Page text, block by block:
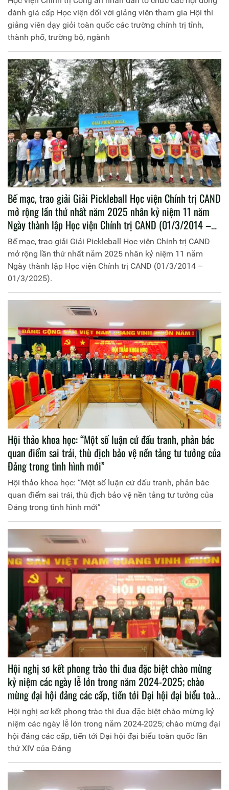
đánh giá cấp Học viện đối với giảng viên tham gia Hội thi
giảng viên dạy giỏi toàn quốc các trường chính trị tỉnh,
thành phố, trường bộ, ngành
Bế mạc, trao giải Giải Pickleball Học viện Chính trị CAND
mở rộng lần thứ nhất năm 2025 nhân kỷ niệm 11 năm
Ngày thành lập Học viện Chính trị CAND (01/3/2014 –
01/3/2025).
Bế mạc, trao giải Giải Pickleball Học viện Chính trị CAND
mở rộng lần thứ nhất năm 2025 nhân kỷ niệm 11 năm
Ngày thành lập Học viện Chính trị CAND (01/3/2014 –
01/3/2025).
Hội thảo khoa học: “Một số luận cứ đấu tranh, phản bác
quan điểm sai trái, thù địch bảo vệ nền tảng tư tưởng của
Đảng trong tình hình mới”
Hội thảo khoa học: “Một số luận cứ đấu tranh, phản bác
quan điểm sai trái, thù địch bảo vệ nền tảng tư tưởng của
Đảng trong tình hình mới”
Hội nghị sơ kết phong trào thi đua đặc biệt chào mừng
kỷ niệm các ngày lễ lớn trong năm 2024-2025; chào
mừng đại hội đảng các cấp, tiến tới Đại hội đại biểu toàn
quốc lần thứ XIV của Đảng
Hội nghị sơ kết phong trào thi đua đặc biệt chào mừng kỷ
niệm các ngày lễ lớn trong năm 2024-2025; chào mừng đại
hội đảng các cấp, tiến tới Đại hội đại biểu toàn quốc lần
thứ XIV của Đảng